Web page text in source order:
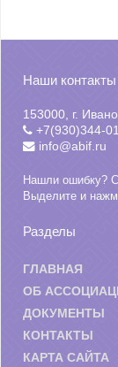
Наши контакты
153000, г.
+7(930)344-
info@abif.ru
Нашли ошибку?
Выделите и
Разделы
ГЛАВНАЯ
ОБ
ДОКУМЕНТЫ
КОНТАКТЫ
КАРТА САЙТА